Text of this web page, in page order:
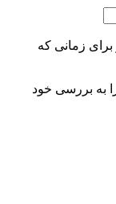
زمانی که
به بررسی خود